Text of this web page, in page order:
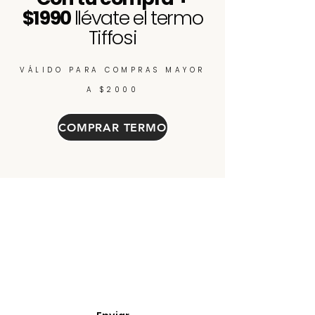
$1990llévate el termo
Tiffosi
VÁLIDO PARA COMPRAS MAYOR
A $2000
COMPRAR TERMO